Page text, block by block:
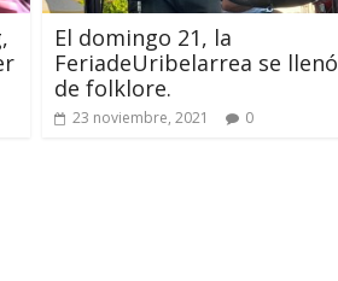
El domingo 21, la
FeriadeUribelarrea se llenó
de folklore.
23 noviembre, 2021 0